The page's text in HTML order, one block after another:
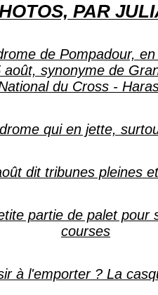
PAR
de Pompadour,
synonyme de
du Cross -
qui en jette,
dit tribunes pleines
partie de palet pour
courses
à l'emporter ? La